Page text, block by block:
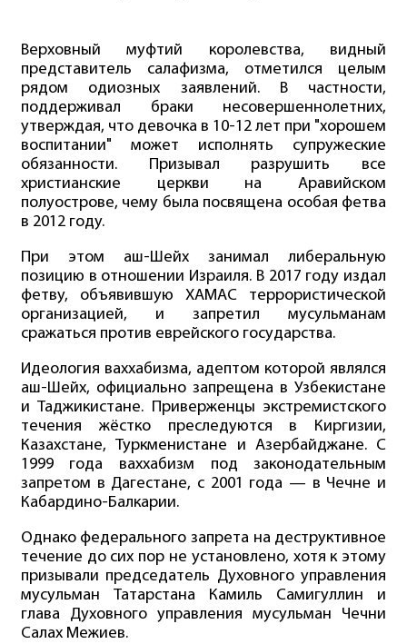
Верховный муфтий королевства, видный
представитель салафизма, отметился целым
рядом одиозных заявлений. В частности,
поддерживал браки несовершеннолетних,
утверждая, что девочка в 10-12 лет при "хорошем
воспитании" может исполнять супружеские
обязанности. Призывал разрушить все
христианские церкви на Аравийском
полуострове, чему была посвящена особая фетва
в 2012 году.
При этом аш-Шейх занимал либеральную
позицию в отношении Израиля. В 2017 году издал
фетву, объявившую ХАМАС террористической
организацией, и запретил мусульманам
сражаться против еврейского государства.
Идеология ваххабизма, адептом которой являлся
аш-Шейх, официально запрещена в Узбекистане
и Таджикистане. Приверженцы экстремистского
течения жёстко преследуются в Киргизии,
Казахстане, Туркменистане и Азербайджане. С
1999 года ваххабизм под законодательным
запретом в Дагестане, с 2001 года — в Чечне и
Кабардино-Балкарии.
Однако федерального запрета на деструктивное
течение до сих пор не установлено, хотя к этому
призывали председатель Духовного управления
мусульман Татарстана Камиль Самигуллин и
глава Духовного управления мусульман Чечни
Салах Межиев.